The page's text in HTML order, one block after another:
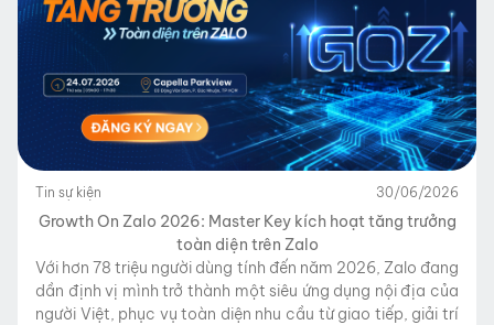
Tin sự kiện 30/06/2026
Growth On Zalo 2026: Master Key kích hoạt tăng trưởng
toàn diện trên Zalo
Với hơn 78 triệu người dùng tính đến năm 2026, Zalo đang
dần định vị mình trở thành một siêu ứng dụng nội địa của
người Việt, phục vụ toàn diện nhu cầu từ giao tiếp, giải trí